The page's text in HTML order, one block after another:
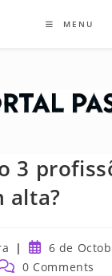
MENU
3
alta?
Post
published:
6 de
0 Comments